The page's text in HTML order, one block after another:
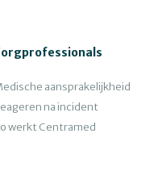
aansprakelijkheid
na incident
werkt Centramed